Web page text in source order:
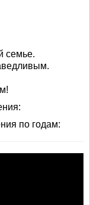
семье.
по годам: